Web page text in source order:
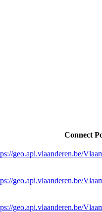
Connect
geo.api.vlaanderen.be/
geo.api.vlaanderen.be/
geo.api.vlaanderen.be/